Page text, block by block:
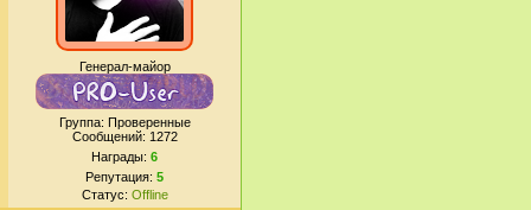
Генерал-майор
Группа: Проверенные
Сообщений: 1272
Награды: 6
Репутация: 5
Статус: Offline